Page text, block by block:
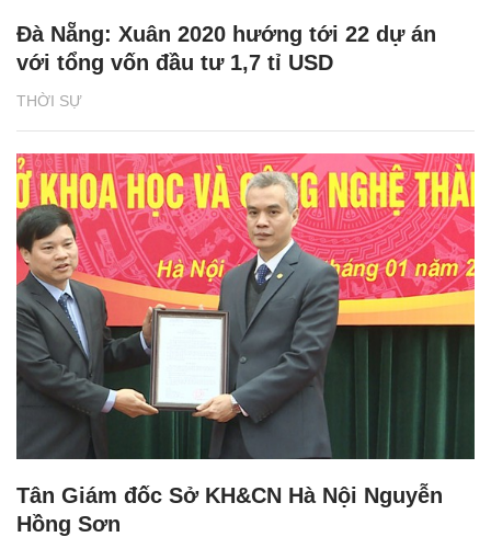
THỜI SỰ
Đà Nẵng: Xuân 2020 hướng tới 22 dự án
với tổng vốn đầu tư 1,7 tỉ USD
Tân Giám đốc Sở KH&CN Hà Nội Nguyễn
Hồng Sơn